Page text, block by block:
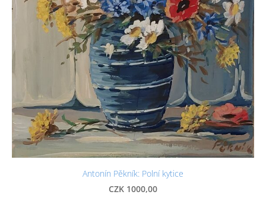
Antonín Pěkník: Polní kytice
CZK 1000,00